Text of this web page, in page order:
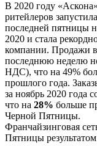
В 2020 году
ритейлеров
последней пятницы
2020 и стала
компании. Продажи в
последнюю неделю
НДС), что на 49%
прошлого года.
за ноябрь 2020 года
что на 28% больше
Черной Пятницы.
Франчайзинговая
Пятницы